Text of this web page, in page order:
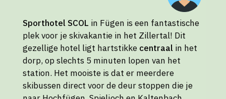
Sporthotel SCOL in Fügen is een fantastische
plek voor je skivakantie in het Zillertal! Dit
gezellige hotel ligt hartstikke centraal in het
dorp, op slechts 5 minuten lopen van het
station. Het mooiste is dat er meerdere
skibussen direct voor de deur stoppen die je